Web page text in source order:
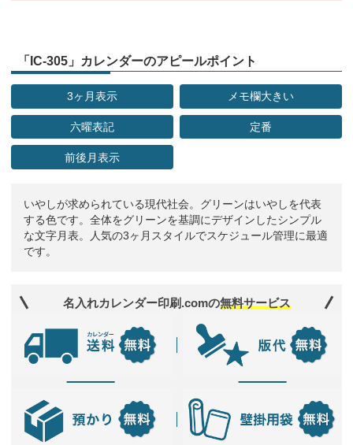
「IC-305」カレンダーのアピールポイント
3ヶ月表示 メモ欄大きい
六曜表記 定番
前後月表示
いやしが求められている現代社会。グリーンはいやしを代表
する色です。全体をグリーンを基調にデザインしたシンプル
な文字月表。人気の3ヶ月スタイルでスケジュール管理に最適
です。
名入れカレンダー印刷.comの無料サービス